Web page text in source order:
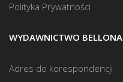
Polityka Prywatności
WYDAWNICTWO BELLONA
Adres do korespondencji